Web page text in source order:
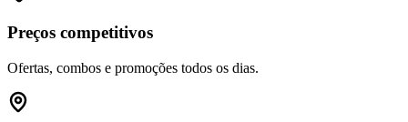
Preços competitivos
Ofertas, combos e promoções todos os dias.